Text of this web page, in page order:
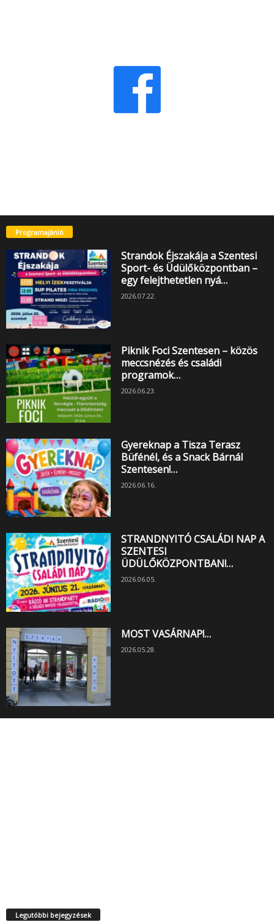
Programajánló
Strandok Éjszakája a Szentesi
Sport- és Üdülőközpontban –
egy felejthetetlen nyá…
2026.07.22.
Piknik Foci Szentesen – közös
meccsnézés és családi
programok…
2026.06.23.
Gyereknap a Tisza Terasz
Büfénél, és a Snack Bárnál
Szentesen!…
2026.06.16.
STRANDNYITÓ CSALÁDI NAP A
SZENTESI
ÜDÜLŐKÖZPONTBAN!…
2026.06.05.
MOST VASÁRNAP!…
2026.05.28.
Legutóbbi bejegyzések